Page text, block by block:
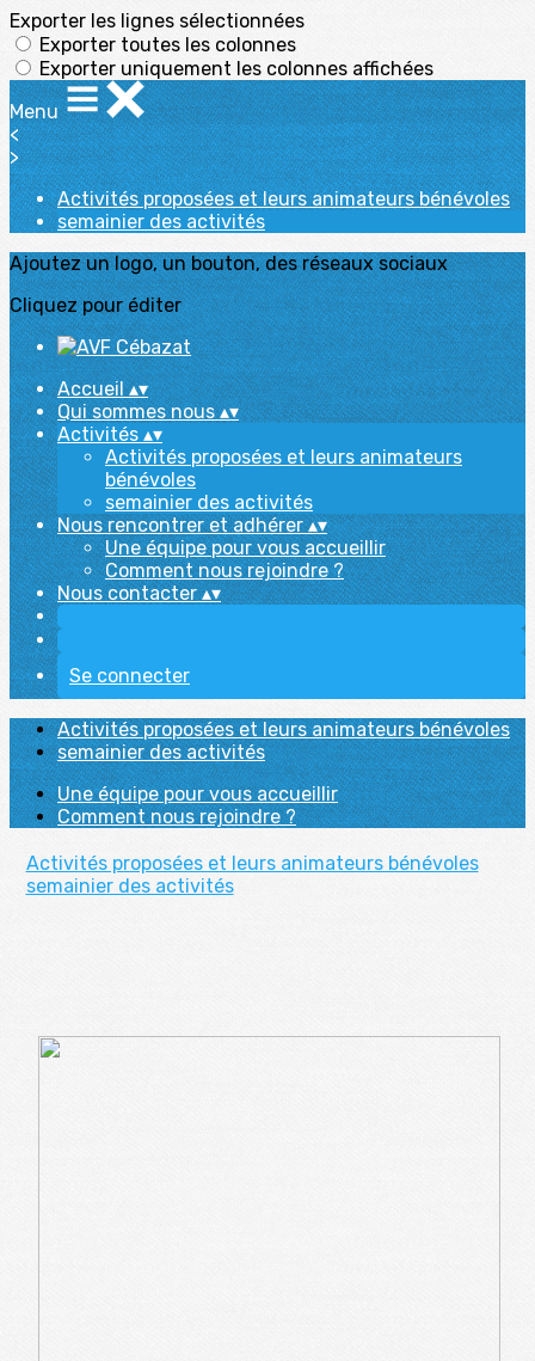
Exporter les lignes sélectionnées
Exporter toutes les colonnes
Exporter uniquement les colonnes affichées
Menu
<
>
Activités proposées et leurs animateurs bénévoles
semainier des activités
Ajoutez un logo, un bouton, des réseaux sociaux
Cliquez pour éditer
Accueil▴▾
Qui sommes nous▴▾
Activités ▴▾
Activités proposées et leurs animateurs
bénévoles
semainier des activités
Nous rencontrer et adhérer▴▾
Une équipe pour vous accueillir
Comment nous rejoindre ?
Nous contacter▴▾
Se connecter
Activités proposées et leurs animateurs bénévoles
semainier des activités
Une équipe pour vous accueillir
Comment nous rejoindre ?
Activités proposées et leurs animateurs bénévoles
semainier des activités